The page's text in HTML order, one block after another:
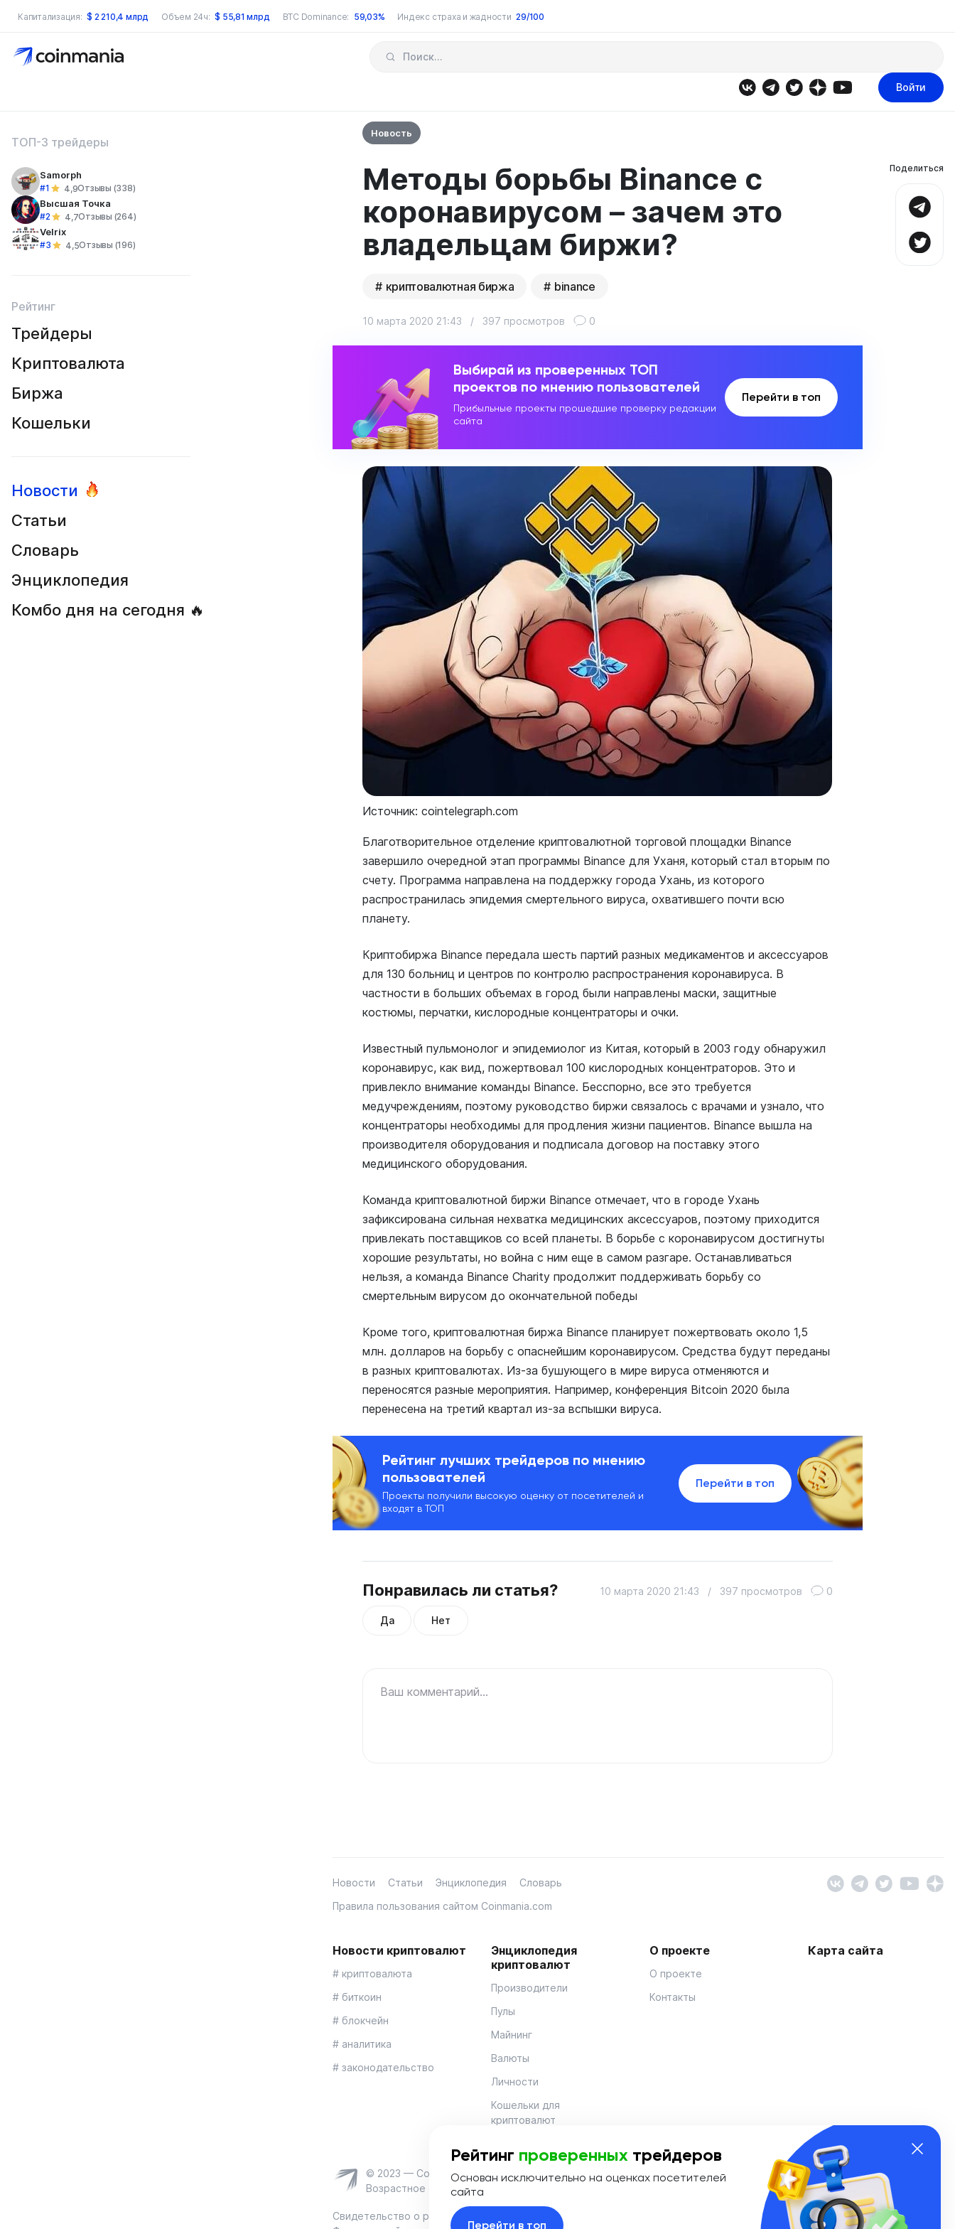
Капитализация: $ 2 210,4 млрд Объем 24ч: $ 55,81 млрд BTC Dominance: 59,03% Индекс страха и жадности 29/100
по сайту
Войти
ТОП-3 трейдеры
Samorph
#1 4,9Отзывы (338)
Высшая Точка
#2 4,7Отзывы (264)
Velrix
#3 4,5Отзывы (196)
Рейтинг
Трейдеры
Криптовалюта
Биржа
Кошельки
Новости
Статьи
Словарь
Энциклопедия
Комбо дня на сегодня 🔥
Новость
Методы борьбы Binance с
коронавирусом – зачем это
владельцам биржи?
криптовалютная биржа binance
10 марта 2020 21:43 / 397 просмотров 0
Выбирай из проверенных ТОП
проектов по мнению пользователей
Прибыльные проекты прошедшие проверку редакции
сайта
Перейти в топ
Источник: cointelegraph.com
Благотворительное отделение криптовалютной торговой площадки Binance
завершило очередной этап программы Binance для Уханя, который стал вторым по
счету. Программа направлена на поддержку города Ухань, из которого
распространилась эпидемия смертельного вируса, охватившего почти всю
планету.
Криптобиржа Binance передала шесть партий разных медикаментов и аксессуаров
для 130 больниц и центров по контролю распространения коронавируса. В
частности в больших объемах в город были направлены маски, защитные
костюмы, перчатки, кислородные концентраторы и очки.
Известный пульмонолог и эпидемиолог из Китая, который в 2003 году обнаружил
коронавирус, как вид, пожертвовал 100 кислородных концентраторов. Это и
привлекло внимание команды Binance. Бесспорно, все это требуется
медучреждениям, поэтому руководство биржи связалось с врачами и узнало, что
концентраторы необходимы для продления жизни пациентов. Binance вышла на
производителя оборудования и подписала договор на поставку этого
медицинского оборудования.
Команда криптовалютной биржи Binance отмечает, что в городе Ухань
зафиксирована сильная нехватка медицинских аксессуаров, поэтому приходится
привлекать поставщиков со всей планеты. В борьбе с коронавирусом достигнуты
хорошие результаты, но война с ним еще в самом разгаре. Останавливаться
нельзя, а команда Binance Charity продолжит поддерживать борьбу со
смертельным вирусом до окончательной победы
Кроме того, криптовалютная биржа Binance планирует пожертвовать около 1,5
млн. долларов на борьбу с опаснейшим коронавирусом. Средства будут переданы
в разных криптовалютах. Из-за бушующего в мире вируса отменяются и
переносятся разные мероприятия. Например, конференция Bitcoin 2020 была
перенесена на третий квартал из-за вспышки вируса.
Рейтинг лучших трейдеров по мнению
пользователей
Проекты получили высокую оценку от посетителей и
входят в ТОП
Перейти в топ
Понравилась ли статья?
Да Нет
10 марта 2020 21:43 / 397 просмотров 0
Ваш комментарий...
Поделиться
Новости Статьи Энциклопедия
Словарь
Правила пользования сайтом Coinmania.com
Новости криптовалют
# криптовалюта
# биткоин
# блокчейн
# аналитика
# законодательство
Энциклопедия
криптовалют
Производители
Пулы
Майнинг
Валюты
Личности
Кошельки для
криптовалют
О проекте
О проекте
Контакты
Карта сайта
© 2023 — Coinmania
Возрастное ограничение 16+
Свидетельство о регистрации средства массовой информации Эл № ФС 77-74908 от «25» января 2019 г. Выдано
Рейтинг проверенных трейдеров
Основан исключительно на оценках посетителей
сайта
Перейти в топ